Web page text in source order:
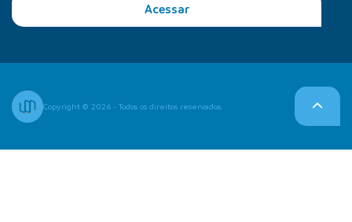
Acessar
Copyright © 2026 - Todos os direitos reservados.